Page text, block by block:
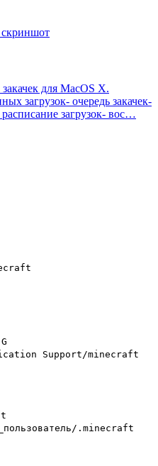
для MacOS X.
загрузок- очередь закачек-
загрузок- вос…
Support/minecraft
.minecraft